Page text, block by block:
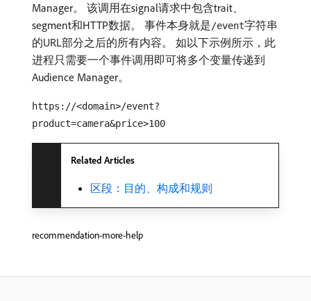
Manager。 该调用在signal请求中包含trait、
segment和HTTP数据。 事件本身就是/event字符串
的URL部分之后的所有内容。 如以下示例所示，此
进程只需要一个事件调用即可将多个变量传递到
Audience Manager。
https://<domain>/event?
product=camera&price>100
Related Articles
区段：目的、构成和规则
recommendation-more-help